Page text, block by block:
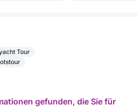
Tour
gefunden, die Sie für